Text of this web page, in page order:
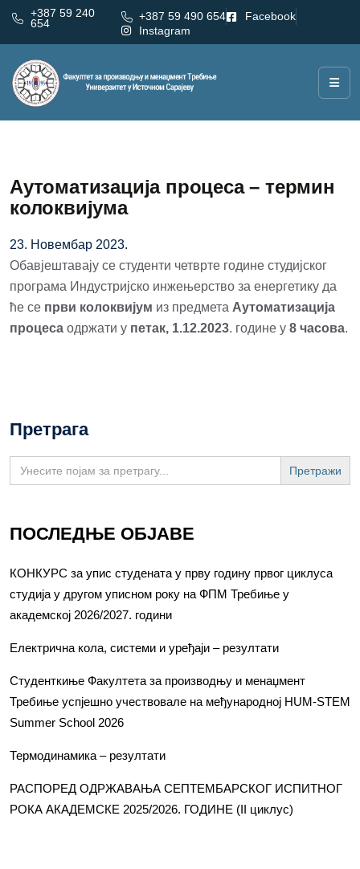
+387 59 240
654
+387 59 490 654
Facebook
Instagram
Аутоматизација процеса – термин
колоквијума
23. Новембар 2023.
Обавјештавају се студенти четврте године студијског
програма Индустријско инжењерство за енергетику да
ће се први колоквијум из предмета Аутоматизација
процеса одржати у петак, 1.12.2023. године у 8 часова.
Претрага
Search
for:
ПОСЛЕДЊЕ ОБЈАВЕ
КОНКУРС за упис студената у прву годину првог циклуса
студија у другом уписном року на ФПМ Требиње у
академској 2026/2027. години
Електрична кола, системи и уређаји – резултати
Студенткиње Факултета за производњу и менаџмент
Требиње успјешно учествовале на међународној HUM-STEM
Summer School 2026
Термодинамика – резултати
РАСПОРЕД ОДРЖАВАЊА СЕПТЕМБАРСКОГ ИСПИТНОГ
РОКА АКАДЕМСКЕ 2025/2026. ГОДИНЕ (II циклус)